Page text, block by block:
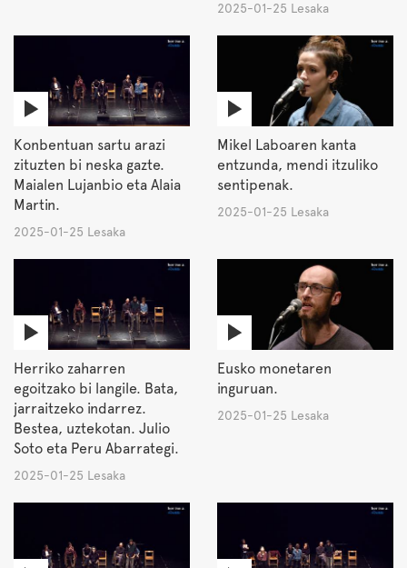
2025-01-25 Lesaka
Konbentuan sartu arazi
zituzten bi neska gazte.
Maialen Lujanbio eta Alaia
Martin.
2025-01-25 Lesaka
Mikel Laboaren kanta
entzunda, mendi itzuliko
sentipenak.
2025-01-25 Lesaka
Herriko zaharren
egoitzako bi langile. Bata,
jarraitzeko indarrez.
Bestea, uztekotan. Julio
Soto eta Peru Abarrategi.
2025-01-25 Lesaka
Eusko monetaren
inguruan.
2025-01-25 Lesaka